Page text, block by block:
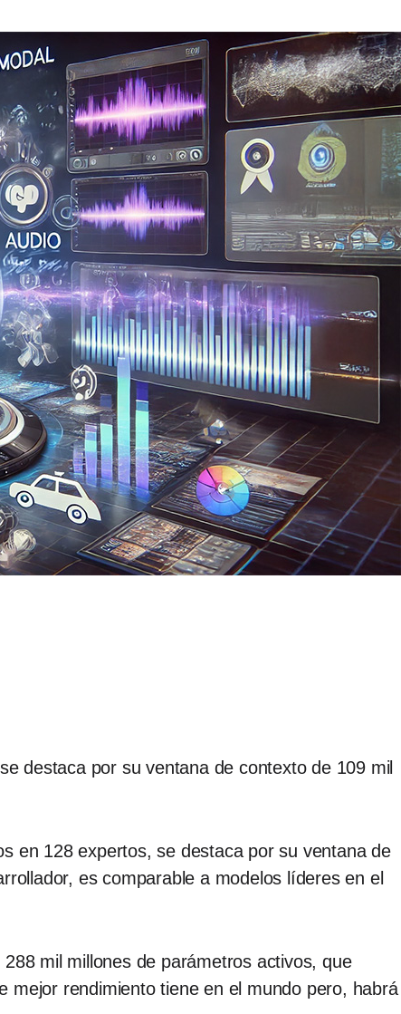
destaca por su ventana de contexto de 109 mil
en 128 expertos, se destaca por su ventana de
es comparable a modelos líderes en el
mil millones de parámetros activos, que
mejor rendimiento tiene en el mundo pero, habrá